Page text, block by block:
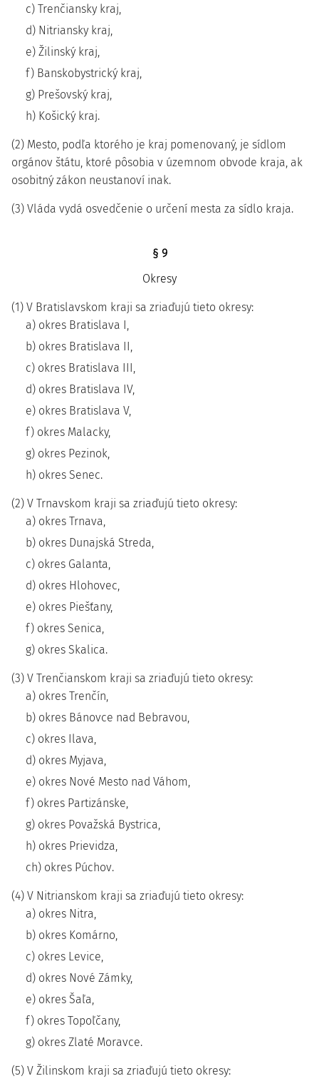
c) Trenčiansky kraj,
d) Nitriansky kraj,
e) Žilinský kraj,
f) Banskobystrický kraj,
g) Prešovský kraj,
h) Košický kraj.
(2) Mesto, podľa ktorého je kraj pomenovaný, je sídlom
orgánov štátu, ktoré pôsobia v územnom obvode kraja, ak
osobitný zákon neustanoví inak.
(3) Vláda vydá osvedčenie o určení mesta za sídlo kraja.
§ 9
Okresy
(1) V Bratislavskom kraji sa zriaďujú tieto okresy:
a) okres Bratislava I,
b) okres Bratislava II,
c) okres Bratislava III,
d) okres Bratislava IV,
e) okres Bratislava V,
f) okres Malacky,
g) okres Pezinok,
h) okres Senec.
(2) V Trnavskom kraji sa zriaďujú tieto okresy:
a) okres Trnava,
b) okres Dunajská Streda,
c) okres Galanta,
d) okres Hlohovec,
e) okres Piešťany,
f) okres Senica,
g) okres Skalica.
(3) V Trenčianskom kraji sa zriaďujú tieto okresy:
a) okres Trenčín,
b) okres Bánovce nad Bebravou,
c) okres Ilava,
d) okres Myjava,
e) okres Nové Mesto nad Váhom,
f) okres Partizánske,
g) okres Považská Bystrica,
h) okres Prievidza,
ch) okres Púchov.
(4) V Nitrianskom kraji sa zriaďujú tieto okresy:
a) okres Nitra,
b) okres Komárno,
c) okres Levice,
d) okres Nové Zámky,
e) okres Šaľa,
f) okres Topoľčany,
g) okres Zlaté Moravce.
(5) V Žilinskom kraji sa zriaďujú tieto okresy: